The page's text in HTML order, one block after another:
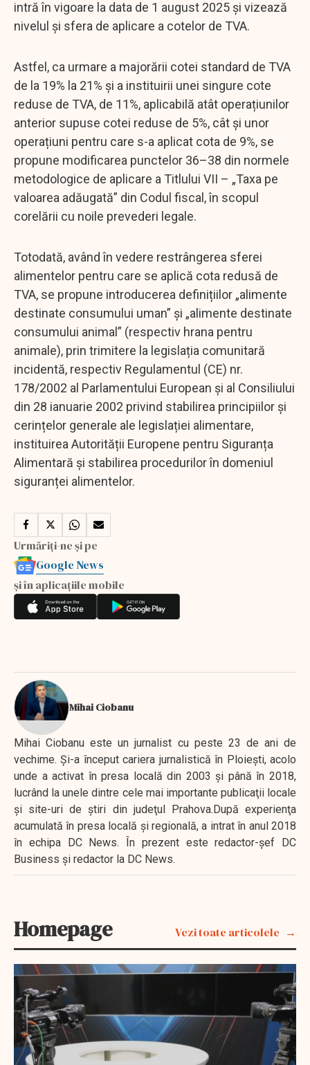
intră în vigoare la data de 1 august 2025 și vizează
nivelul și sfera de aplicare a cotelor de TVA.
Astfel, ca urmare a majorării cotei standard de TVA
de la 19% la 21% și a instituirii unei singure cote
reduse de TVA, de 11%, aplicabilă atât operațiunilor
anterior supuse cotei reduse de 5%, cât și unor
operațiuni pentru care s-a aplicat cota de 9%, se
propune modificarea punctelor 36–38 din normele
metodologice de aplicare a Titlului VII – „Taxa pe
valoarea adăugată” din Codul fiscal, în scopul
corelării cu noile prevederi legale.
Totodată, având în vedere restrângerea sferei
alimentelor pentru care se aplică cota redusă de
TVA, se propune introducerea definițiilor „alimente
destinate consumului uman” și „alimente destinate
consumului animal” (respectiv hrana pentru
animale), prin trimitere la legislația comunitară
incidentă, respectiv Regulamentul (CE) nr.
178/2002 al Parlamentului European și al Consiliului
din 28 ianuarie 2002 privind stabilirea principiilor și
cerințelor generale ale legislației alimentare,
instituirea Autorității Europene pentru Siguranța
Alimentară și stabilirea procedurilor în domeniul
siguranței alimentelor.
Urmăriți-ne și pe
Google News
și în aplicațiile mobile
Mihai Ciobanu
Mihai Ciobanu este un jurnalist cu peste 23 de ani de
vechime. Şi-a început cariera jurnalistică în Ploieşti, acolo
unde a activat în presa locală din 2003 şi până în 2018,
lucrând la unele dintre cele mai importante publicaţii locale
şi site-uri de ştiri din judeţul Prahova.După experienţa
acumulată în presa locală şi regională, a intrat în anul 2018
în echipa DC News. În prezent este redactor-şef DC
Business şi redactor la DC News.
Homepage Vezi toate articolele
EXCLUSIV